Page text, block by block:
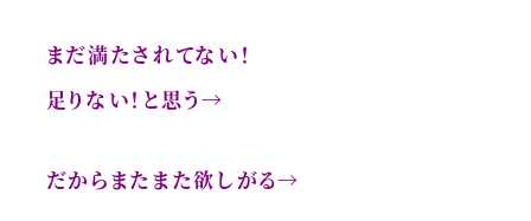
まだ満たされてない！
足りない！と思う→
だからまたまた欲しがる→